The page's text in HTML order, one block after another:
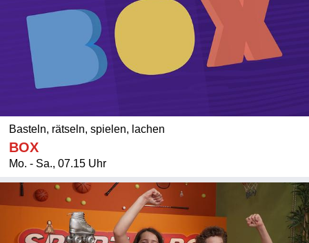
Basteln, rätseln, spielen, lachen
BOX
Mo. - Sa., 07.15 Uhr